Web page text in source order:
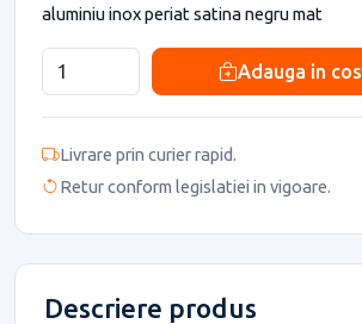
aluminiu inox periat satina negru mat
Adauga in cos
Livrare prin curier rapid.
Retur conform legislatiei in vigoare.
Descriere produs